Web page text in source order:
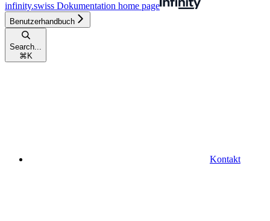
infinity.swiss Dokumentation home page
Benutzerhandbuch
Search...
⌘ K
Kontakt